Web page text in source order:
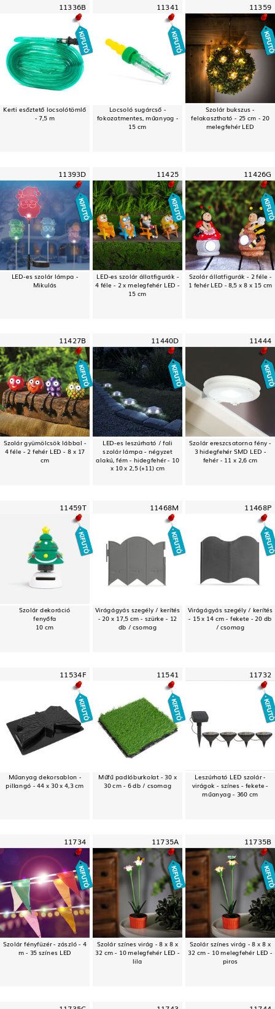
11336B
Kerti esőztető locsolótömlő
- 7,5 m
11341
Locsoló sugárcső -
fokozatmentes, műanyag -
15 cm
11359
Szolár bukszus -
felakasztható - 25 cm - 20
melegfehér LED
11393D
LED-es szolár lámpa -
Mikulás
11425
LED-es szolár állatfigurák -
4 féle - 2 x melegfehér LED -
15 cm
11426G
Szolár állatfigurák - 2 féle -
1 fehér LED - 8,5 x 8 x 15 cm
11427B
Szolár gyümölcsök lábbal -
4 féle - 2 fehér LED - 8 x 17
cm
11440D
LED-es leszúrható / fali
szolár lámpa - négyzet
alakú, fém - hidegfehér - 10
x 10 x 2,5 (+11) cm
11444
Szolár ereszcsatorna fény -
3 hidegfehér SMD LED -
fehér - 11 x 2,6 cm
11459T
Szolár dekoráció
fenyőfa
10 cm
11468M
Virágágyás szegély / kerítés
- 20 x 17,5 cm - szürke - 12
db / csomag
11468P
Virágágyás szegély / kerítés
- 15 x 14 cm - fekete - 20 db
/ csomag
11534F
Műanyag dekorsablon -
pillangó - 44 x 30 x 4,3 cm
11541
Műfű padlóburkolat - 30 x
30 cm - 6 db / csomag
11732
Leszúrható LED szolár -
virágok - színes - fekete -
műanyag - 360 cm
11734
Szolár fényfüzér - zászló - 4
m - 35 színes LED
11735A
Szolár színes virág - 8 x 8 x
32 cm - 10 melegfehér LED -
lila
11735B
Szolár színes virág - 8 x 8 x
32 cm - 10 melegfehér LED -
piros